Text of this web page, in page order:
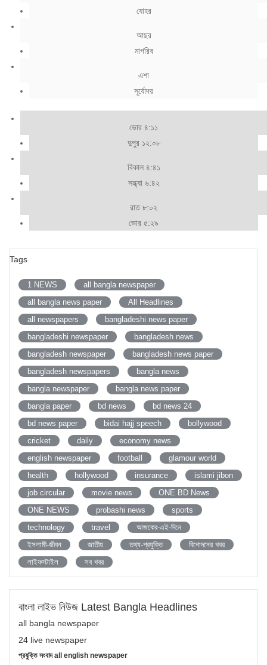
যোহর
আছর
মাগরিব
এশা
সূর্যোদয়
ভোর ৪:১১
দুপুর ১২:০৮
বিকাল ৪:৪১
সন্ধ্যা ৬:৪২
রাত ৮:০২
ভোর ৫:২৯
Tags
1 NEWS
all bangla newspaper
all bangla news paper
All Headlines
all newspapers
bangladeshi news paper
bangladeshi newspaper
bangladesh news
bangladesh newspaper
bangladesh news paper
bangladesh newspapers
bangla news
bangla newspaper
bangla news paper
bangla paper
bd news
bd news 24
bd news paper
bidai hajj speech
bollywood
cricket
daily
economy news
english newspaper
football
glamour world
health
hollywood insurance
islami jibon
job circular
movie news
ONE BD News
ONE NEWS
probashi news
sports
technology
travel
আজকের-এই-দিনে
ইসলামী-জীবন
জাতীয় তথ্য-প্রযুক্তি
বিনোদনের খবর
লাইফস্টাইল
সব খবর
বাংলা লাইভ নিউজ Latest Bangla Headlines
all bangla newspaper
24 live newspaper
প্রযুক্তি সংবাদ all english newspaper